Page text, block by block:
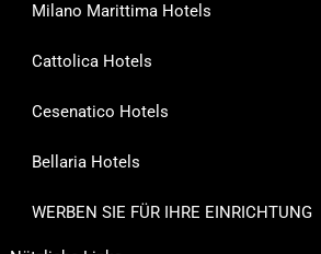
Milano Marittima Hotels
Cattolica Hotels
Cesenatico Hotels
Bellaria Hotels
WERBEN SIE FÜR IHRE EINRICHTUNG